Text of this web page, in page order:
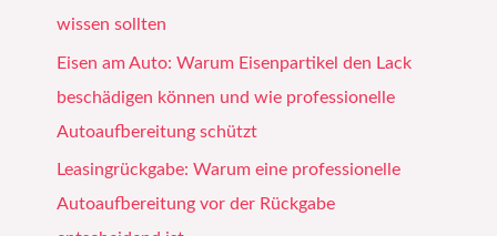
wissen sollten
Eisen am Auto: Warum Eisenpartikel den Lack
beschädigen können und wie professionelle
Autoaufbereitung schützt
Leasingrückgabe: Warum eine professionelle
Autoaufbereitung vor der Rückgabe